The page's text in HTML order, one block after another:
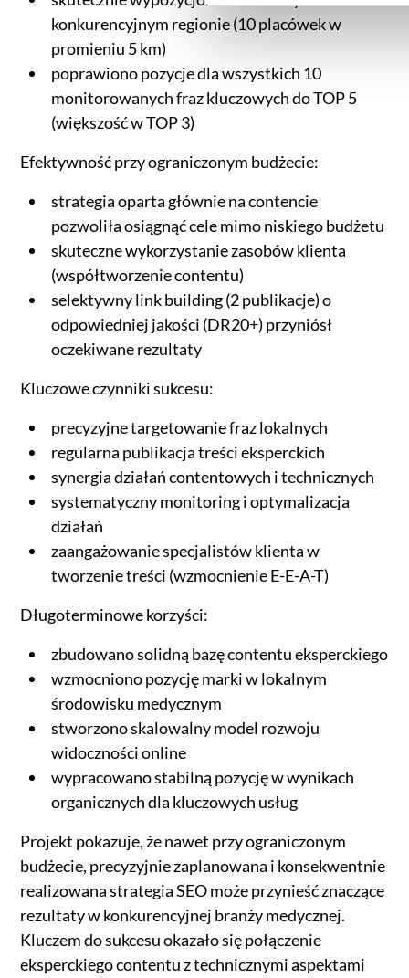
konkurencyjnym regionie (10 placówek w
promieniu 5 km)
poprawiono pozycje dla wszystkich 10
monitorowanych fraz kluczowych do TOP 5
(większość w TOP 3)
Efektywność przy ograniczonym budżecie:
strategia oparta głównie na contencie
pozwoliła osiągnąć cele mimo niskiego budżetu
skuteczne wykorzystanie zasobów klienta
(współtworzenie contentu)
selektywny link building (2 publikacje) o
odpowiedniej jakości (DR20+) przyniósł
oczekiwane rezultaty
Kluczowe czynniki sukcesu:
precyzyjne targetowanie fraz lokalnych
regularna publikacja treści eksperckich
synergia działań contentowych i technicznych
systematyczny monitoring i optymalizacja
działań
zaangażowanie specjalistów klienta w
tworzenie treści (wzmocnienie E-E-A-T)
Długoterminowe korzyści:
zbudowano solidną bazę contentu eksperckiego
wzmocniono pozycję marki w lokalnym
środowisku medycznym
stworzono skalowalny model rozwoju
widoczności online
wypracowano stabilną pozycję w wynikach
organicznych dla kluczowych usług
Projekt pokazuje, że nawet przy ograniczonym
budżecie, precyzyjnie zaplanowana i konsekwentnie
realizowana strategia SEO może przynieść znaczące
rezultaty w konkurencyjnej branży medycznej.
Kluczem do sukcesu okazało się połączenie
eksperckiego contentu z technicznymi aspektami